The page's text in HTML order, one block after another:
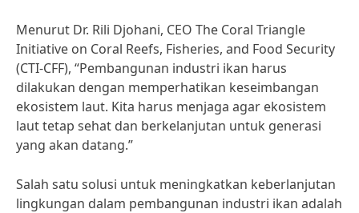
Menurut Dr. Rili Djohani, CEO The Coral Triangle
Initiative on Coral Reefs, Fisheries, and Food Security
(CTI-CFF), “Pembangunan industri ikan harus
dilakukan dengan memperhatikan keseimbangan
ekosistem laut. Kita harus menjaga agar ekosistem
laut tetap sehat dan berkelanjutan untuk generasi
yang akan datang.”
Salah satu solusi untuk meningkatkan keberlanjutan
lingkungan dalam pembangunan industri ikan adalah